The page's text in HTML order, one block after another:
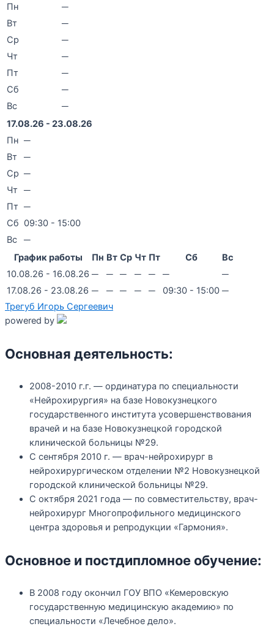
Пн
─
Вт
─
Ср
─
Чт
─
Пт
─
Сб
─
Вс
─
17.08.26 - 23.08.26
Пн ─
Вт
─
Ср ─
Чт
─
Пт ─
Сб 09:30 - 15:00
Вс
─
График работы
Пн Вт Ср Чт Пт Сб
Вс
10.08.26 - 16.08.26 ─ ─ ─ ─ ─ ─
─
17.08.26 - 23.08.26 ─ ─ ─ ─ ─ 09:30 - 15:00 ─
Трегуб Игорь Сергеевич
powered by
Основная деятельность:
2008-2010 г.г. — ординатура по специальности
«Нейрохирургия» на базе Новокузнецкого
государственного института усовершенствования
врачей и на базе Новокузнецкой городской
клинической больницы №29.
С сентября 2010 г. — врач-нейрохирург в
нейрохирургическом отделении №2 Новокузнецкой
городской клинической больницы №29.
С октября 2021 года — по совместительству, врач-
нейрохирург Многопрофильного медицинского
центра здоровья и репродукции «Гармония».
Основное и постдипломное обучение:
В 2008 году окончил ГОУ ВПО «Кемеровскую
государственную медицинскую академию» по
специальности «Лечебное дело».